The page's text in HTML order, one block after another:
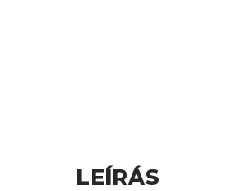
LEÍRÁS